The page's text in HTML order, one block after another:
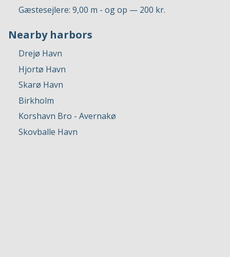
Gæstesejlere: 9,00 m - og op — 200 kr.
Nearby harbors
Drejø Havn
Hjortø Havn
Skarø Havn
Birkholm
Korshavn Bro - Avernakø
Skovballe Havn